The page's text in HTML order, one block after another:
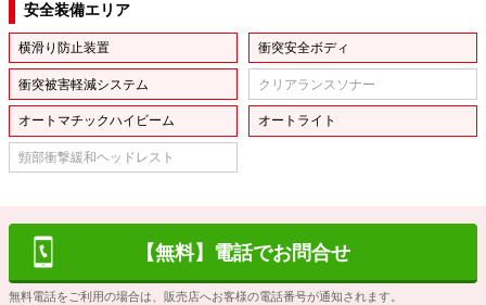
安全装備エリア
横滑り防止装置 衝突安全ボディ
衝突被害軽減システム クリアランスソナー
オートマチックハイビーム オートライト
頸部衝撃緩和ヘッドレスト
【無料】電話でお問合せ
無料電話をご利用の場合は、販売店へお客様の電話番号が通知されます。